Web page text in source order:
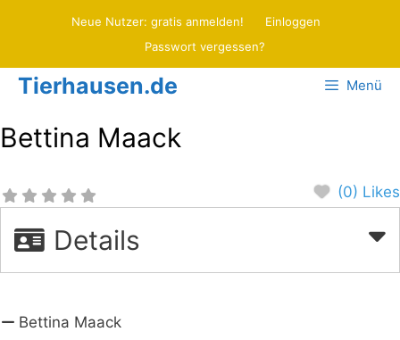
Neue Nutzer: gratis anmelden!
Einloggen
Passwort vergessen?
Tierhausen.de Menü
Bettina Maack
(0) Likes
Details
Bettina Maack